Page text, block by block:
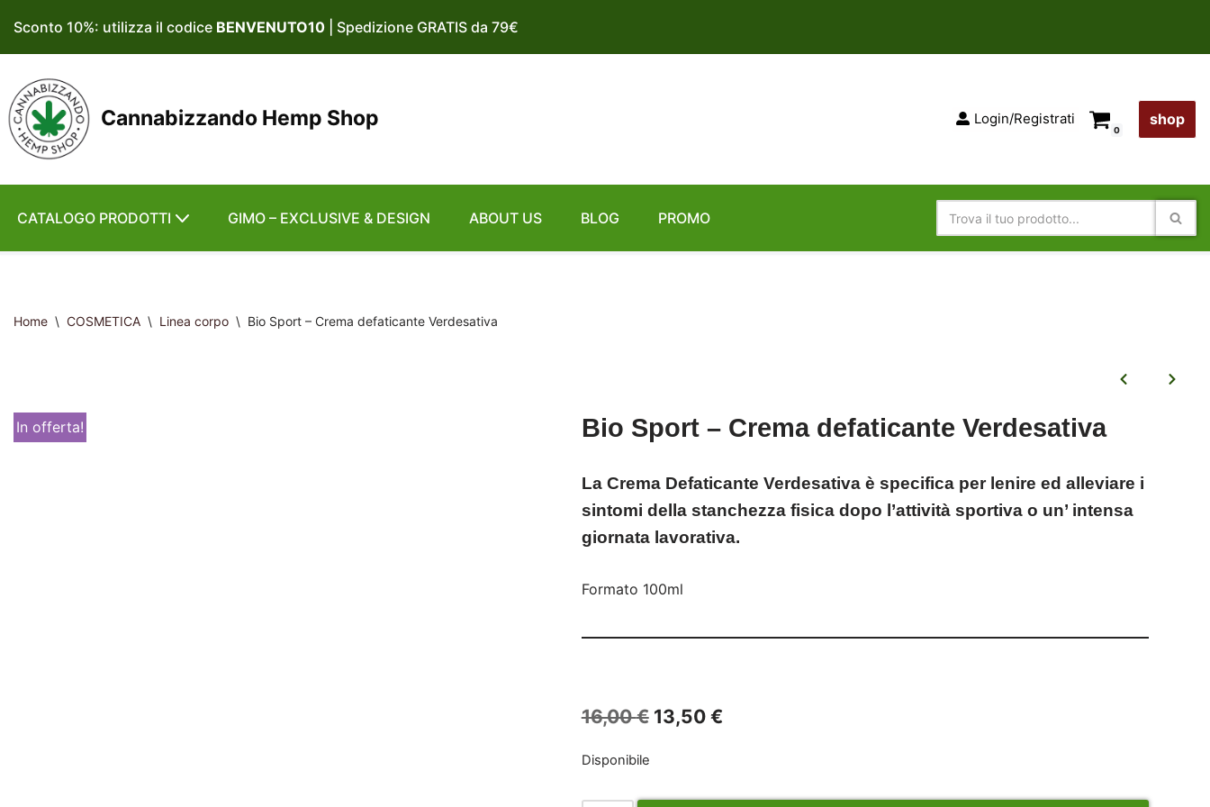
Vai
contenuto
Sconto 10%: utilizza il codice BENVENUTO10 | Spedizione GRATIS da 79€
Cannabizzando Hemp Shop Login/Registrati
0
shop
CATALOGO PRODOTTI GIMO – EXCLUSIVE & DESIGN ABOUT US BLOG PROMO
Home \ COSMETICA \ Linea corpo \ Bio Sport – Crema defaticante Verdesativa
In offerta! Bio Sport – Crema defaticante Verdesativa
La Crema Defaticante Verdesativa è specifica per lenire ed alleviare i
sintomi della stanchezza fisica dopo l’attività sportiva o un’ intensa
giornata lavorativa.
Formato 100ml
16,00€ 13,50 €
Disponibile